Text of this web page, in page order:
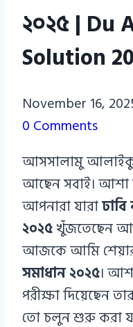
২০২৫ | Du
Solution
Azizul
Haque
Haque
November 16,
0 Comments
আসসালামু আলাইকুম
আছেন সবাই। আশা
আপনারা যারা
২০২৫খুঁজতেছেন
আজকে আমি
সমাধান ২০২৫।
পরীক্ষা দিয়েছেন
তো চলুন শুরু করা